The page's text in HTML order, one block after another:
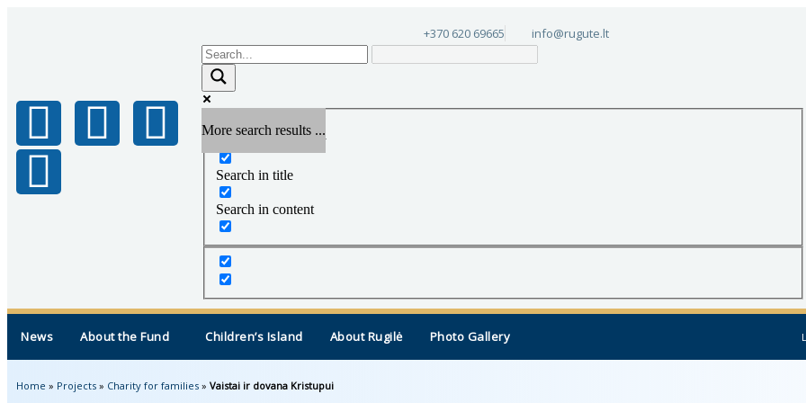
+370 620 69665 info@rugute.lt
More search results ...
Exact matches only
Search in title
Search in content
News About the Fund Children’s Island About Rugilė Photo Gallery
Home » Projects » Charity for families » Vaistai ir dovana Kristupui